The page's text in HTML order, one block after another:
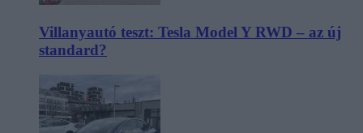
Villanyautó teszt: Tesla Model Y RWD – az új
standard?